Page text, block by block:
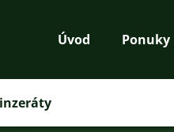
Úvod Ponuky